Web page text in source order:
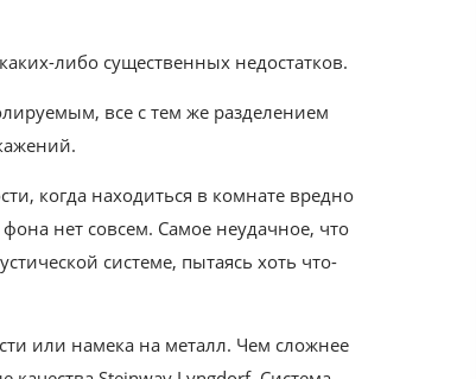
либо существенных недостатков.
все с тем же разделением
когда находиться в комнате вредно
нет совсем. Самое неудачное, что
системе, пытаясь хоть что-
или намека на металл. Чем сложнее